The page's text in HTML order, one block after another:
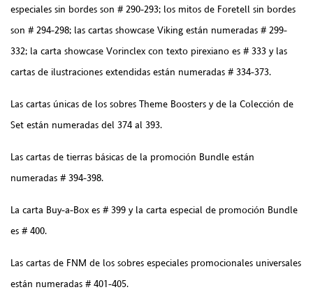
especiales sin bordes son # 290-293; los mitos de Foretell sin bordes
son # 294-298; las cartas showcase Viking están numeradas # 299-
332; la carta showcase Vorinclex con texto pirexiano es # 333 y las
cartas de ilustraciones extendidas están numeradas # 334-373.
Las cartas únicas de los sobres Theme Boosters y de la Colección de
Set están numeradas del 374 al 393.
Las cartas de tierras básicas de la promoción Bundle están
numeradas # 394-398.
La carta Buy-a-Box es # 399 y la carta especial de promoción Bundle
es # 400.
Las cartas de FNM de los sobres especiales promocionales universales
están numeradas # 401-405.